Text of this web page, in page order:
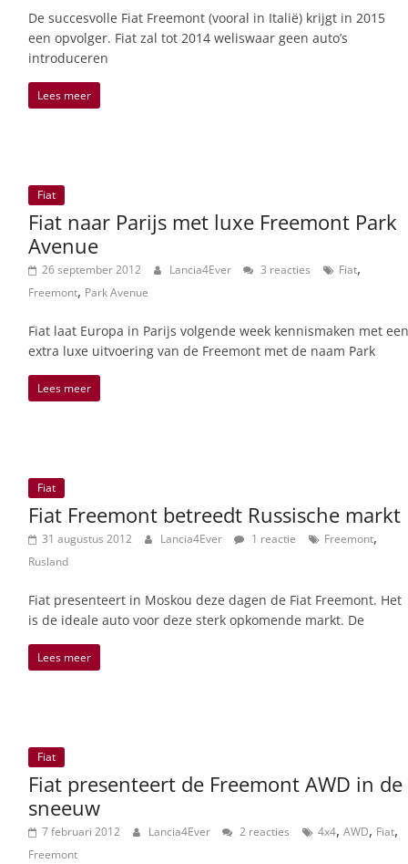
De succesvolle Fiat Freemont (vooral in Italië) krijgt in 2015
een opvolger. Fiat zal tot 2014 weliswaar geen auto’s
introduceren
Lees meer
Fiat
Fiat naar Parijs met luxe Freemont Park
Avenue
26 september 2012 Lancia4Ever 3 reacties Fiat,
Freemont, Park Avenue
Fiat laat Europa in Parijs volgende week kennismaken met een
extra luxe uitvoering van de Freemont met de naam Park
Lees meer
Fiat
Fiat Freemont betreedt Russische markt
31 augustus 2012 Lancia4Ever 1 reactie Freemont,
Rusland
Fiat presenteert in Moskou deze dagen de Fiat Freemont. Het
is de ideale auto voor deze sterk opkomende markt. De
Lees meer
Fiat
Fiat presenteert de Freemont AWD in de
sneeuw
7 februari 2012 Lancia4Ever 2 reacties 4x4, AWD, Fiat,
Freemont